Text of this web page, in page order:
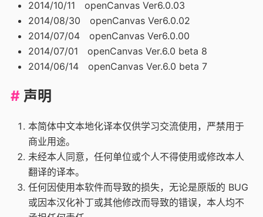
2014/10/11 openCanvas Ver6.0.03
2014/08/30 openCanvas Ver6.0.02
2014/07/04 openCanvas Ver6.0.00
2014/07/01 openCanvas Ver.6.0 beta 8
2014/06/14 openCanvas Ver.6.0 beta 7
声明
本简体中文本地化译本仅供学习交流使用，严禁用于
商业用途。
未经本人同意，任何单位或个人不得使用或修改本人
翻译的译本。
任何因使用本软件而导致的损失，无论是原版的 BUG
或因本汉化补丁或其他修改而导致的错误，本人均不